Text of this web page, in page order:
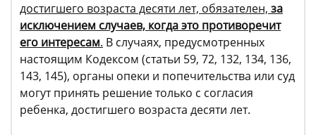
достигшего возраста десяти лет, обязателен, за
исключением случаев, когда это противоречит
его интересам. В случаях, предусмотренных
настоящим Кодексом (статьи 59, 72, 132, 134, 136,
143, 145), органы опеки и попечительства или суд
могут принять решение только с согласия
ребенка, достигшего возраста десяти лет.